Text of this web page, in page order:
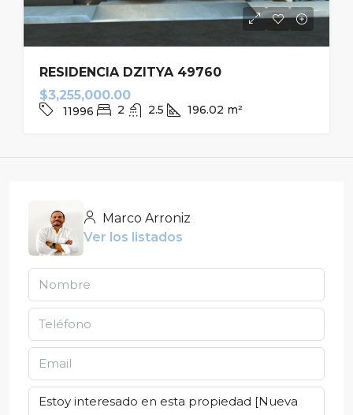
RESIDENCIA DZITYA 49760
$3,255,000.00
11996 2 2.5 196.02 m²
Marco Arroniz
Ver los listados